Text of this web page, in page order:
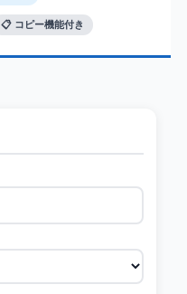
📋 コピー機能付き